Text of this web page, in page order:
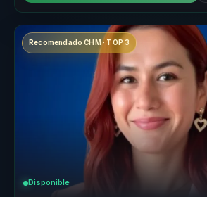
Recomendado CHM · TOP 3
Disponible